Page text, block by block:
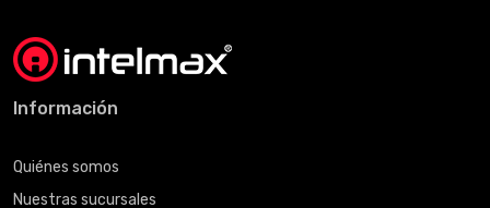
Información
Quiénes somos
Nuestras sucursales